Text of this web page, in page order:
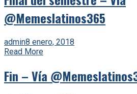
@Memeslatinos365
admin8 enero, 2018
Read More
Fin – Vía